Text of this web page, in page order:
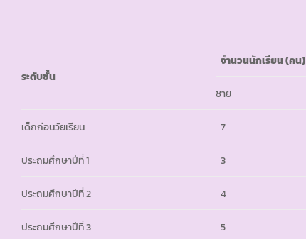
ระดับชั้น
จำนวนนักเรียน (คน)
ชาย
เด็กก่อนวัยเรียน 7
ประถมศึกษาปีที่ 1 3
ประถมศึกษาปีที่ 2 4
ประถมศึกษาปีที่ 3 5